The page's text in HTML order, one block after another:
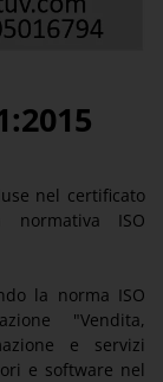
nel certificato
normativa ISO
la norma ISO
"Vendita,
e servizi
e software nel